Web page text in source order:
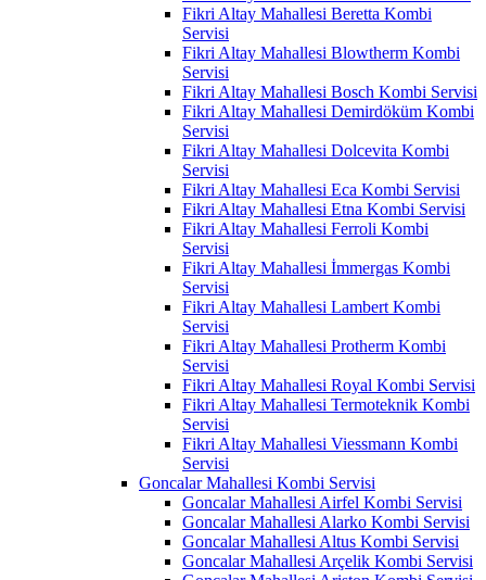
Fikri Altay Mahallesi Beretta Kombi
Servisi
Fikri Altay Mahallesi Blowtherm Kombi
Servisi
Fikri Altay Mahallesi Bosch Kombi Servisi
Fikri Altay Mahallesi Demirdöküm Kombi
Servisi
Fikri Altay Mahallesi Dolcevita Kombi
Servisi
Fikri Altay Mahallesi Eca Kombi Servisi
Fikri Altay Mahallesi Etna Kombi Servisi
Fikri Altay Mahallesi Ferroli Kombi
Servisi
Fikri Altay Mahallesi İmmergas Kombi
Servisi
Fikri Altay Mahallesi Lambert Kombi
Servisi
Fikri Altay Mahallesi Protherm Kombi
Servisi
Fikri Altay Mahallesi Royal Kombi Servisi
Fikri Altay Mahallesi Termoteknik Kombi
Servisi
Fikri Altay Mahallesi Viessmann Kombi
Servisi
Goncalar Mahallesi Kombi Servisi
Goncalar Mahallesi Airfel Kombi Servisi
Goncalar Mahallesi Alarko Kombi Servisi
Goncalar Mahallesi Altus Kombi Servisi
Goncalar Mahallesi Arçelik Kombi Servisi